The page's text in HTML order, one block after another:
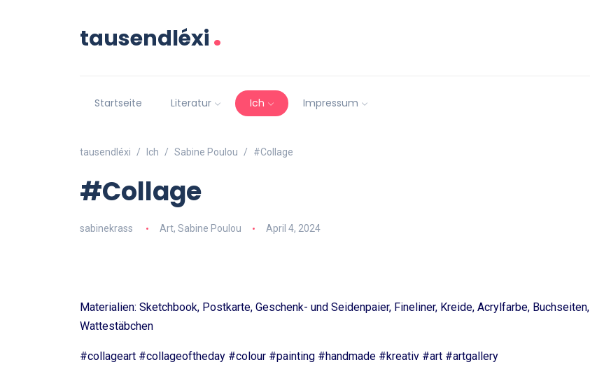
tausendléxi.
Startseite Literatur Ich Impressum
tausendléxi Ich Sabine Poulou #Collage
#Collage
sabinekrass Art, Sabine Poulou April 4, 2024
Materialien: Sketchbook, Postkarte, Geschenk- und Seidenpaier, Fineliner, Kreide, Acrylfarbe, Buchseiten,
Wattestäbchen
#collageart #collageoftheday #colour #painting #handmade #kreativ #art #artgallery